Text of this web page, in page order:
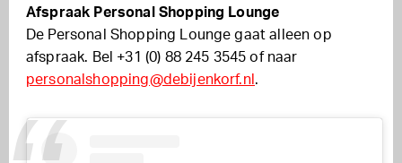
Afspraak Personal Shopping Lounge
De Personal Shopping Lounge gaat alleen op
afspraak. Bel +31 (0) 88 245 3545 of naar
personalshopping@debijenkorf.nl .